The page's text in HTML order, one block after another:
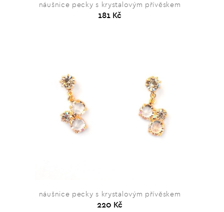
náušnice pecky s krystalovým přívěskem
181 Kč
náušnice pecky s krystalovým přívěskem
220 Kč